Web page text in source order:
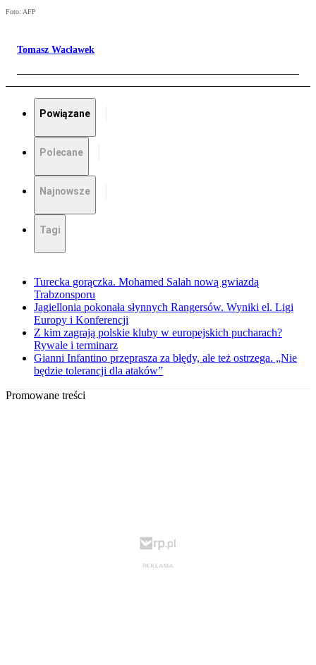
Foto: AFP
Tomasz Wacławek
Powiązane
Polecane
Najnowsze
Tagi
Turecka gorączka. Mohamed Salah nową gwiazdą
Trabzonsporu
Jagiellonia pokonała słynnych Rangersów. Wyniki el. Ligi
Europy i Konferencji
Z kim zagrają polskie kluby w europejskich pucharach?
Rywale i terminarz
Gianni Infantino przeprasza za błędy, ale też ostrzega. „Nie
będzie tolerancji dla ataków”
Promowane treści